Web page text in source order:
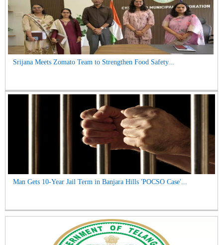
Srijana Meets Zomato Team to Strengthen Food Safety...
Man Gets 10-Year Jail Term in Banjara Hills 'POCSO Case'...